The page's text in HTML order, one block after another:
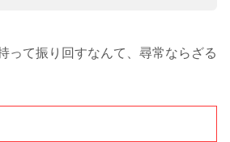
って振り回すなんて、尋常ならざる